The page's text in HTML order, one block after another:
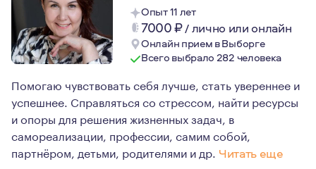
Опыт 11 лет
7000₽/лично или онлайн
Онлайн прием в Выборге
Всего выбрало 282 человека
Помогаю чувствовать себя лучше, стать увереннее и
успешнее. Справляться со стрессом, найти ресурсы
и опоры для решения жизненных задач, в
самореализации, профессии, самим собой,
партнёром, детьми, родителями и др. Читать еще